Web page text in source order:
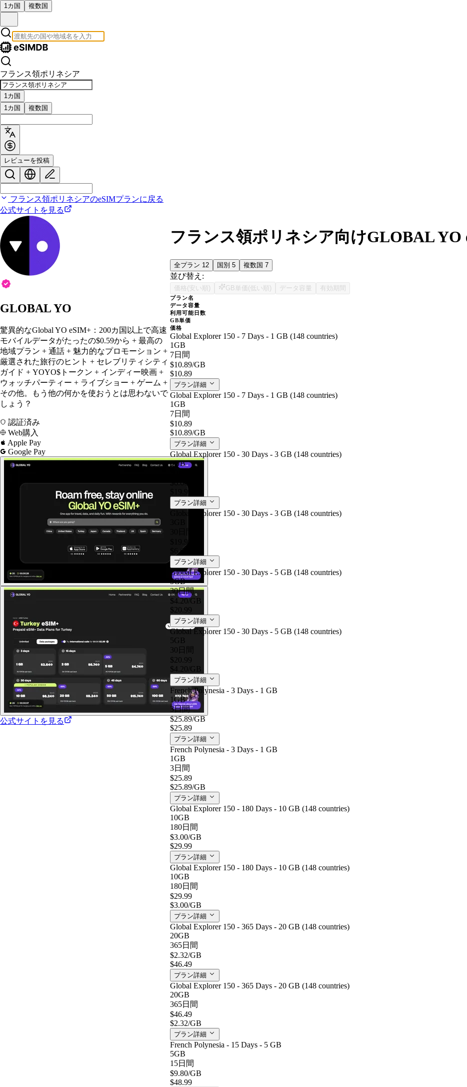
1カ国 複数国
フランス領ポリネシア
1カ国
1カ国
複数国
レビューを投稿
フランス領ポリネシアのeSIMプランに戻る
公式サイトを見る
GLOBAL YO
驚異的なGlobal YO eSIM+：200カ国以上で高速
モバイルデータがたったの$0.59から + 最高の
地域プラン + 通話 + 魅力的なプロモーション +
厳選された旅行のヒント + セレブリティシティ
ガイド + YOYO$トークン + インディー映画 +
ウォッチパーティー + ライブショー + ゲーム +
その他。もう他の何かを使おうとは思わないで
しょう？
認証済み
Web購入
Apple Pay
Google Pay
公式サイトを見る
フランス領ポリネシア向けGLOBAL YO
全プラン 12 国別 5 複数国 7
並び替え:
価格(安い順) GB単価(低い順) データ容量 有効期間
プラン名
データ容量
利用可能日数
GB単価
価格
Global Explorer 150 - 7 Days - 1 GB (148 countries)
1GB
7日間
$10.89/GB
$10.89
プラン詳細
Global Explorer 150 - 7 Days - 1 GB (148 countries)
1GB
7日間
$10.89
$10.89/GB
プラン詳細
Global Explorer 150 - 30 Days - 3 GB (148 countries)
3GB
$6.66
プラン詳細
Global Explorer 150 - 30 Days - 3 GB (148 countries)
$19.99
$6.66
プラン詳細
Global Explorer 150 - 30 Days - 5 GB (148 countries)
5GB
30日間
$4.20/GB
$20.99
プラン詳細
Global Explorer 150 - 30 Days - 5 GB (148 countries)
5GB
30日間
$20.99
$4.20 /GB
プラン詳細
French Polynesia - 3 Days - 1 GB
1GB
3日間
$25.89/GB
$25.89
プラン詳細
French Polynesia - 3 Days - 1 GB
1GB
3日間
$25.89
$25.89/GB
プラン詳細
Global Explorer 150 - 180 Days - 10 GB (148 countries)
10GB
180日間
$3.00/GB
$29.99
プラン詳細
Global Explorer 150 - 180 Days - 10 GB (148 countries)
10GB
180日間
$29.99
$3.00/GB
プラン詳細
Global Explorer 150 - 365 Days - 20 GB (148 countries)
20GB
365日間
$2.32/GB
$46.49
プラン詳細
Global Explorer 150 - 365 Days - 20 GB (148 countries)
20GB
365日間
$46.49
$2.32/GB
プラン詳細
French Polynesia - 15 Days - 5 GB
5GB
15日間
$9.80/GB
$48.99